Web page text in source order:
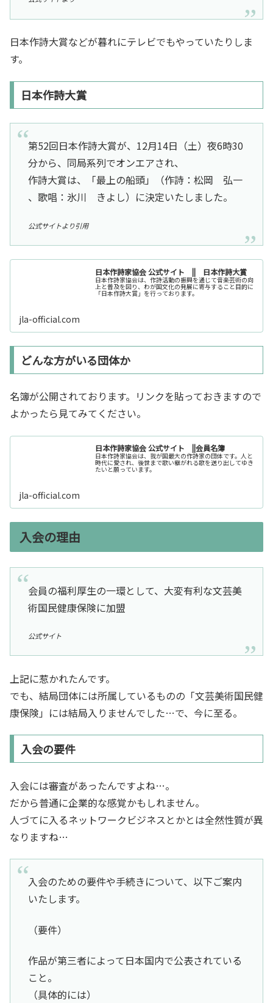
日本作詩大賞などが暮れにテレビでもやっていたりしま
す。
日本作詩大賞
第52回日本作詩大賞が、12月14日（土）夜6時30
分から、同局系列でオンエアされ、
作詩大賞は、「最上の船頭」（作詩：松岡 弘一
、歌唱：氷川 きよし）に決定いたしました。
公式サイトより引用
日本作詩家協会 公式サイト || 日本作詩大賞
日本作詩家協会は、作詩活動の振興を通じて音楽芸術の向
上と普及を図り、わが国文化の発展に寄与すること目的に
「日本作詩大賞」を行っております。
jla-official.com
どんな方がいる団体か
名簿が公開されております。リンクを貼っておきますので
よかったら見てみてください。
日本作詩家協会 公式サイト ||会員名簿
日本作詩家協会は、我が国最大の作詩家の団体です。人と
時代に愛され、後世まで歌い継がれる歌を送り出してゆき
たいと願っています。
jla-official.com
入会の理由
会員の福利厚生の一環として、大変有利な文芸美
術国民健康保険に加盟
公式サイト
上記に惹かれたんです。
でも、結局団体には所属しているものの「文芸美術国民健
康保険」には結局入りませんでした…で、今に至る。
入会の要件
入会には審査があったんですよね…。
だから普通に企業的な感覚かもしれません。
人づてに入るネットワークビジネスとかとは全然性質が異
なりますね…
入会のための要件や手続きについて、以下ご案内
いたします。
（要件）
作品が第三者によって日本国内で公表されている
こと。
（具体的には）